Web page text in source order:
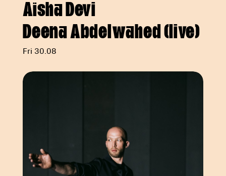
Aïsha Devi
Deena Abdelwahed (live)
Fri 30.08